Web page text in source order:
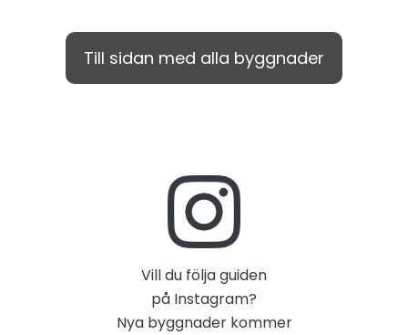
Till sidan med alla byggnader
Vill du följa guiden
på Instagram?
Nya byggnader kommer